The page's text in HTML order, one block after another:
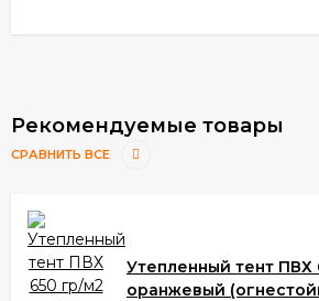
Рекомендуемые товары
СРАВНИТЬ ВСЕ
Утепленный тент ПВХ
оранжевый